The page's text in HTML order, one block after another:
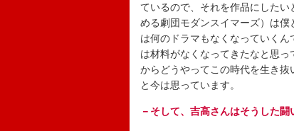
ているので、それを作品にした
める劇団モダンスイマーズ）は
は何のドラマもなくなっていく
は材料がなくなってきたなと思
からどうやってこの時代を生き
と今は思っています。
－そして、吉高さんはそうした